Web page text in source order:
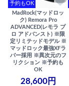
予約もOK
MadRock(マッドロッ
ク) Remora Pro
ADVANCED(レモラ プ
ロ アドバンスト) ※限
定リミテッドモデル ※
マッドロック最強XFラ
バー採用 ※異次元のフ
リクション ※予約も
OK
28,600円